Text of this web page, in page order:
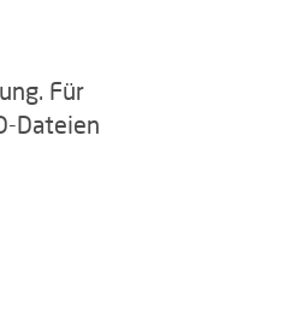
Für
Dateien